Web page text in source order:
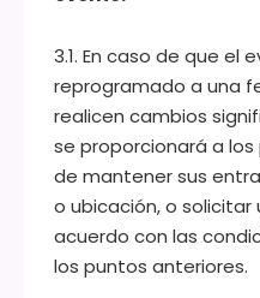
3.1. En caso de que el
reprogramado a una
realicen cambios
se proporcionará a
de mantener sus
o ubicación, o solicitar
acuerdo con las
los puntos anteriores.